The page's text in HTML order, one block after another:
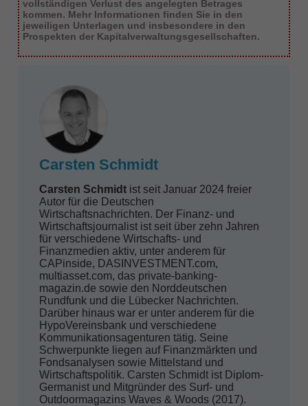
vollständigen Verlust des angelegten Betrages
kommen. Mehr Informationen finden Sie in den
jeweiligen Unterlagen und insbesondere in den
Prospekten der Kapitalverwaltungsgesellschaften.
Carsten Schmidt
Carsten Schmidtist seit Januar 2024 freier
Autor für die Deutschen
Wirtschafts­nachrichten. Der Finanz- und
Wirtschaftsjournalist ist seit über zehn Jahren
für verschiedene Wirtschafts- und
Finanzmedien aktiv, unter anderem für
CAPinside, DASINVESTMENT.com,
multiasset.com, das private-banking-
magazin.de sowie den Norddeutschen
Rundfunk und die Lübecker Nachrichten.
Darüber hinaus war er unter anderem für die
HypoVereinsbank und verschiedene
Kommunikationsagenturen tätig. Seine
Schwerpunkte liegen auf Finanzmärkten und
Fondsanalysen sowie Mittelstand und
Wirtschaftspolitik. Carsten Schmidt ist Diplom-
Germanist und Mitgründer des Surf- und
Outdoormagazins Waves & Woods (2017).